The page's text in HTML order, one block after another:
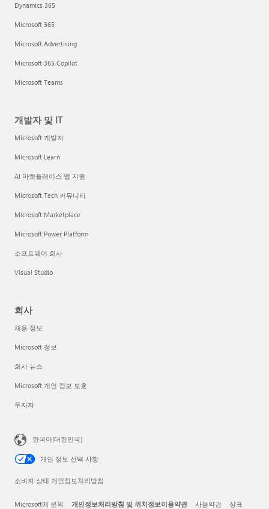
Dynamics 365
Microsoft 365
Microsoft Advertising
Microsoft 365 Copilot
Microsoft Teams
개발자 및 IT
Microsoft 개발자
Microsoft Learn
AI 마켓플레이스 앱 지원
Microsoft Tech 커뮤니티
Microsoft Marketplace
Microsoft Power Platform
소프트웨어 회사
Visual Studio
회사
채용 정보
Microsoft 정보
회사 뉴스
Microsoft 개인 정보 보호
투자자
한국어(대한민국)
개인 정보 선택 사항
소비자 상태 개인정보처리방침
Microsoft에 문의 개인정보처리방침 및 위치정보이용약관 사용약관 상표